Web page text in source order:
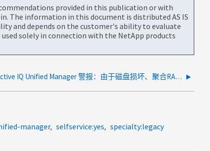
provided in this publication or with
The information in this document is distributed AS IS
and depends on the customer's ability to evaluate
solely in connection with the NetApp products
Active IQ Unified Manager 警报：由于磁盘损坏、聚合RAID状态正在重建
manager selfservice:yes specialty:legacy